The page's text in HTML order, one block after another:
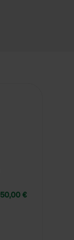
50,00 €